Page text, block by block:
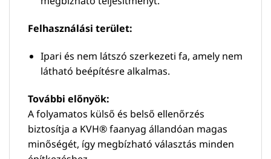
Felhasználási terület:
Ipari és nem látszó szerkezeti fa, amely nem
látható beépítésre alkalmas.
További előnyök:
A folyamatos külső és belső ellenőrzés
biztosítja a KVH® faanyag állandóan magas
minőségét, így megbízható választás minden